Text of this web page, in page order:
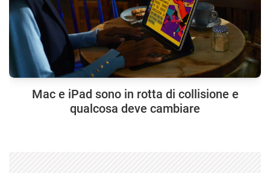
Mac e iPad sono in rotta di collisione e
qualcosa deve cambiare